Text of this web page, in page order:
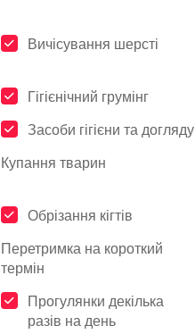
Вичісування шерсті
Гігієнічний грумінг
Засоби гігієни та догляду
Купання тварин
Обрізання кігтів
Перетримка на короткий
термін
Прогулянки декілька
разів на день